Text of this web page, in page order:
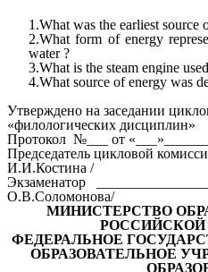
1.What was the earliest source
2.What form of energy
water?
3.What is the steam engine
4.What source of energy was
Утверждено на заседании
«филологических дисциплин»
Протокол №___ от
Председатель цикловой
И.И.Костина /
Экзаменатор
О.В.Соломонова/
МИНИСТЕРСТВО
РОССИЙСКОЙ
ФЕДЕРАЛЬНОЕ
ОБРАЗОВАТЕЛЬНОЕ